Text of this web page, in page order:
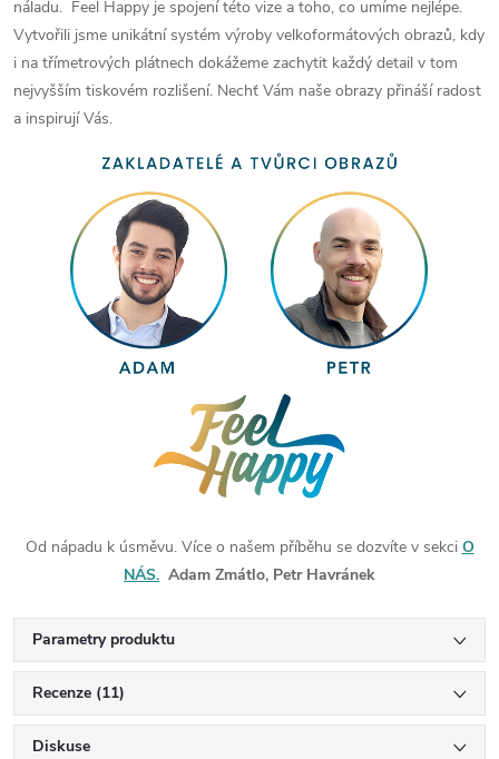
náladu. Feel Happy je spojení této vize a toho, co umíme nejlépe.
Vytvořili jsme unikátní systém výroby velkoformátových obrazů, kdy
i na třímetrových plátnech dokážeme zachytit každý detail v tom
nejvyšším tiskovém rozlišení. Nechť Vám naše obrazy přináší radost
a inspirují Vás.
Od nápadu k úsměvu. Více o našem příběhu se dozvíte v sekci O
NÁS. Adam Zmátlo, Petr Havránek
Parametry produktu
Recenze (11)
Diskuse